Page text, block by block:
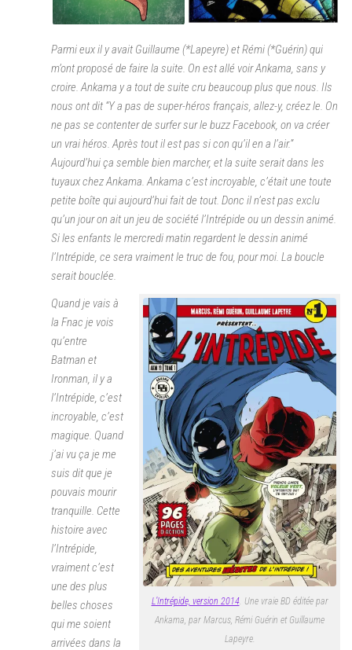
Parmi eux il y avait Guillaume (*Lapeyre) et Rémi (*Guérin) qui
m’ont proposé de faire la suite. On est allé voir Ankama, sans y
croire. Ankama y a tout de suite cru beaucoup plus que nous. Ils
nous ont dit “Y a pas de super-héros français, allez-y, créez le. On
ne pas se contenter de surfer sur le buzz Facebook, on va créer
un vrai héros. Après tout il est pas si con qu’il en a l’air.”
Aujourd’hui ça semble bien marcher, et la suite serait dans les
tuyaux chez Ankama. Ankama c’est incroyable, c’était une toute
petite boîte qui aujourd’hui fait de tout. Donc il n’est pas exclu
qu’un jour on ait un jeu de société l’Intrépide ou un dessin animé.
Si les enfants le mercredi matin regardent le dessin animé
l’Intrépide, ce sera vraiment le truc de fou, pour moi. La boucle
serait bouclée.
L’Intrépide, version 2014. Une vraie BD éditée par
Ankama, par Marcus, Rémi Guérin et Guillaume
Lapeyre.
Quand je vais à
la Fnac je vois
qu’entre
Batman et
Ironman, il y a
l’Intrépide, c’est
incroyable, c’est
magique. Quand
j’ai vu ça je me
suis dit que je
pouvais mourir
tranquille. Cette
histoire avec
l’Intrépide,
vraiment c’est
une des plus
belles choses
qui me soient
arrivées dans la